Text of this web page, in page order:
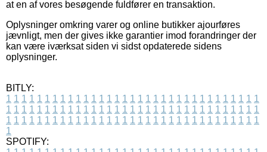
at en af vores besøgende fuldfører en transaktion.
Oplysninger omkring varer og online butikker ajourføres
jævnligt, men der gives ikke garantier imod forandringer der
kan være iværksat siden vi sidst opdaterede sidens
oplysninger.
BITLY:
1 1 1 1 1 1 1 1 1 1 1 1 1 1 1 1 1 1 1 1 1 1 1 1 1 1 1 1 1 1 1 1 1
1 1 1 1 1 1 1 1 1 1 1 1 1 1 1 1 1 1 1 1 1 1 1 1 1 1 1 1 1 1 1 1 1
1 1 1 1 1 1 1 1 1 1 1 1 1 1 1 1 1 1 1 1 1 1 1 1 1 1 1 1 1 1 1 1 1
1
SPOTIFY: